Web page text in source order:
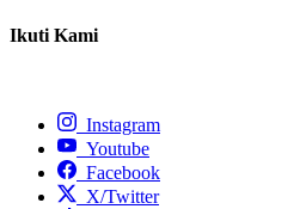
Ikuti Kami
Instagram
Youtube
Facebook
X/Twitter